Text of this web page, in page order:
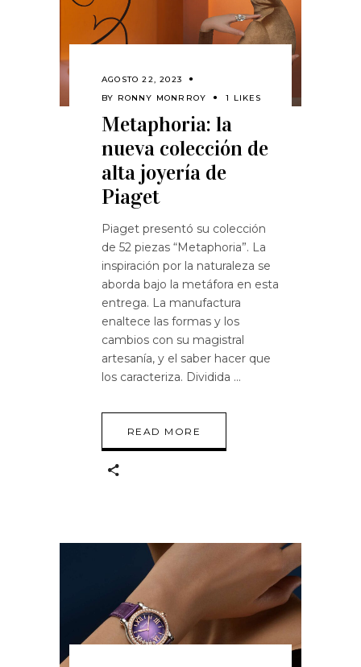
AGOSTO 22, 2023
BY RONNY MONRROY 1 LIKES
Metaphoria: la
nueva colección de
alta joyería de
Piaget
Piaget presentó su colección
de 52 piezas “Metaphoria”. La
inspiración por la naturaleza se
aborda bajo la metáfora en esta
entrega. La manufactura
enaltece las formas y los
cambios con su magistral
artesanía, y el saber hacer que
los caracteriza. Dividida
READ MORE